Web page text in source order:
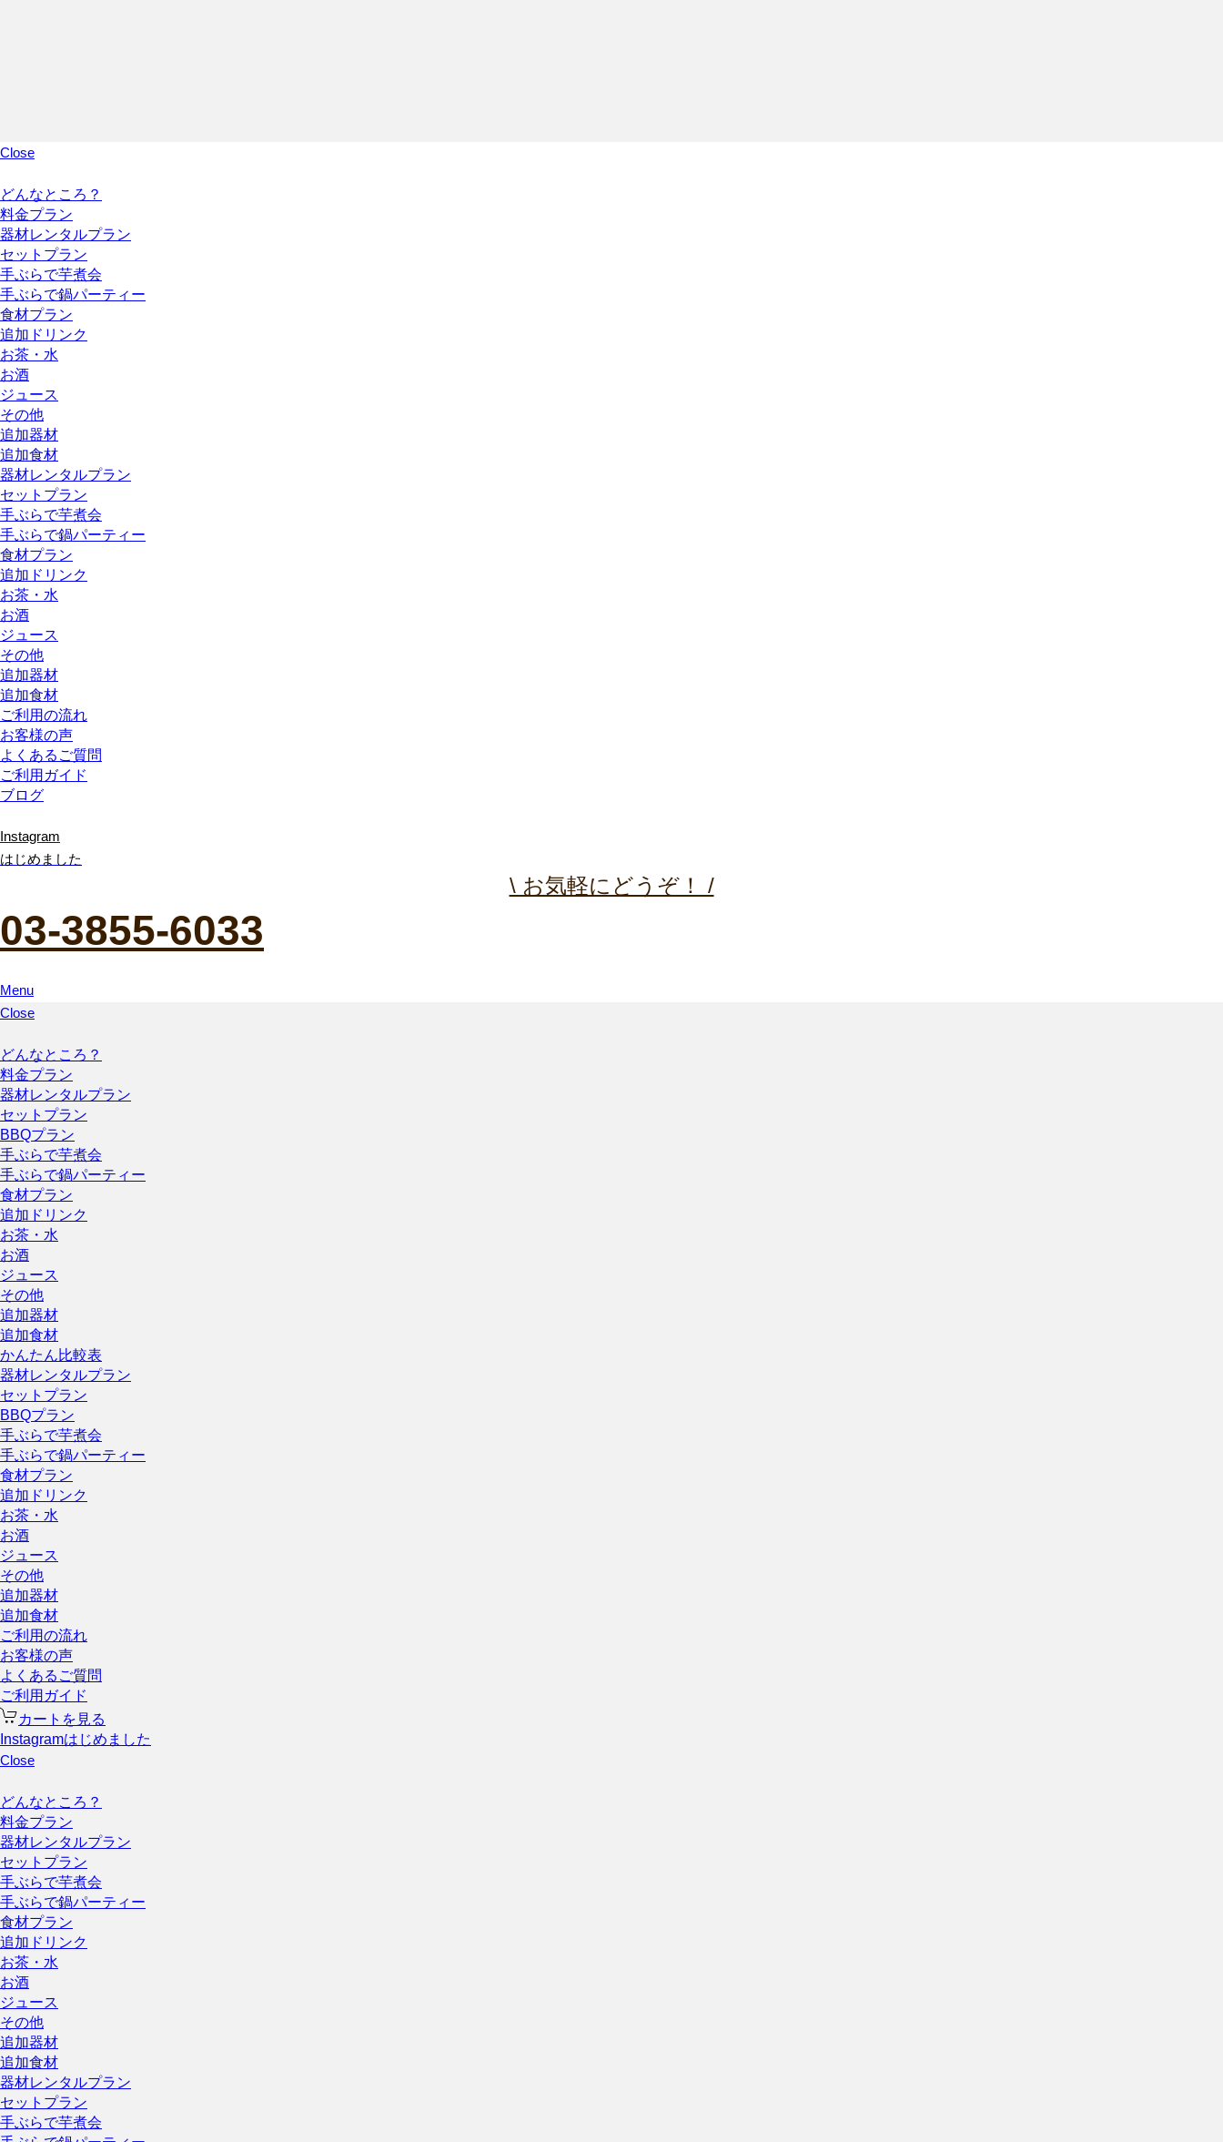
Close
どんなところ？
料金プラン
器材レンタルプラン
セットプラン
手ぶらで芋煮会
手ぶらで鍋パーティー
食材プラン
追加ドリンク
お茶・水
お酒
ジュース
その他
追加器材
追加食材
器材レンタルプラン
セットプラン
手ぶらで芋煮会
手ぶらで鍋パーティー
食材プラン
追加ドリンク
お茶・水
お酒
ジュース
その他
追加器材
追加食材
ご利用の流れ
お客様の声
よくあるご質問
ご利用ガイド
ブログ
Instagram
はじめました
\ お気軽にどうぞ！ /
03-3855-6033
Menu
Close
どんなところ？
料金プラン
器材レンタルプラン
セットプラン
BBQプラン
手ぶらで芋煮会
手ぶらで鍋パーティー
食材プラン
追加ドリンク
お茶・水
お酒
ジュース
その他
追加器材
追加食材
かんたん比較表
器材レンタルプラン
セットプラン
BBQプラン
手ぶらで芋煮会
手ぶらで鍋パーティー
食材プラン
追加ドリンク
お茶・水
お酒
ジュース
その他
追加器材
追加食材
ご利用の流れ
お客様の声
よくあるご質問
ご利用ガイド
カートを見る
Instagramはじめました
Close
どんなところ？
料金プラン
器材レンタルプラン
セットプラン
手ぶらで芋煮会
手ぶらで鍋パーティー
食材プラン
追加ドリンク
お茶・水
お酒
ジュース
その他
追加器材
追加食材
器材レンタルプラン
セットプラン
手ぶらで芋煮会